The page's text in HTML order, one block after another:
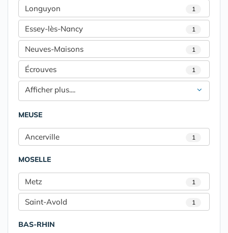
Longuyon 1
Essey-lès-Nancy 1
Neuves-Maisons 1
Écrouves 1
Afficher plus....
MEUSE
Ancerville 1
MOSELLE
Metz 1
Saint-Avold 1
BAS-RHIN